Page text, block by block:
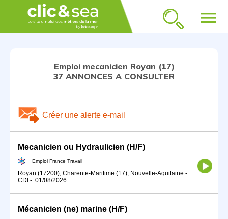
menu
Emploi mecanicien Royan (17)
37 ANNONCES A CONSULTER
Créer une alerte e-mail
Mecanicien ou Hydraulicien (H/F)
Emploi France Travail
Royan (17200), Charente-Maritime (17), Nouvelle-Aquitaine -
CDI - 01/08/2026
Mécanicien (ne) marine (H/F)